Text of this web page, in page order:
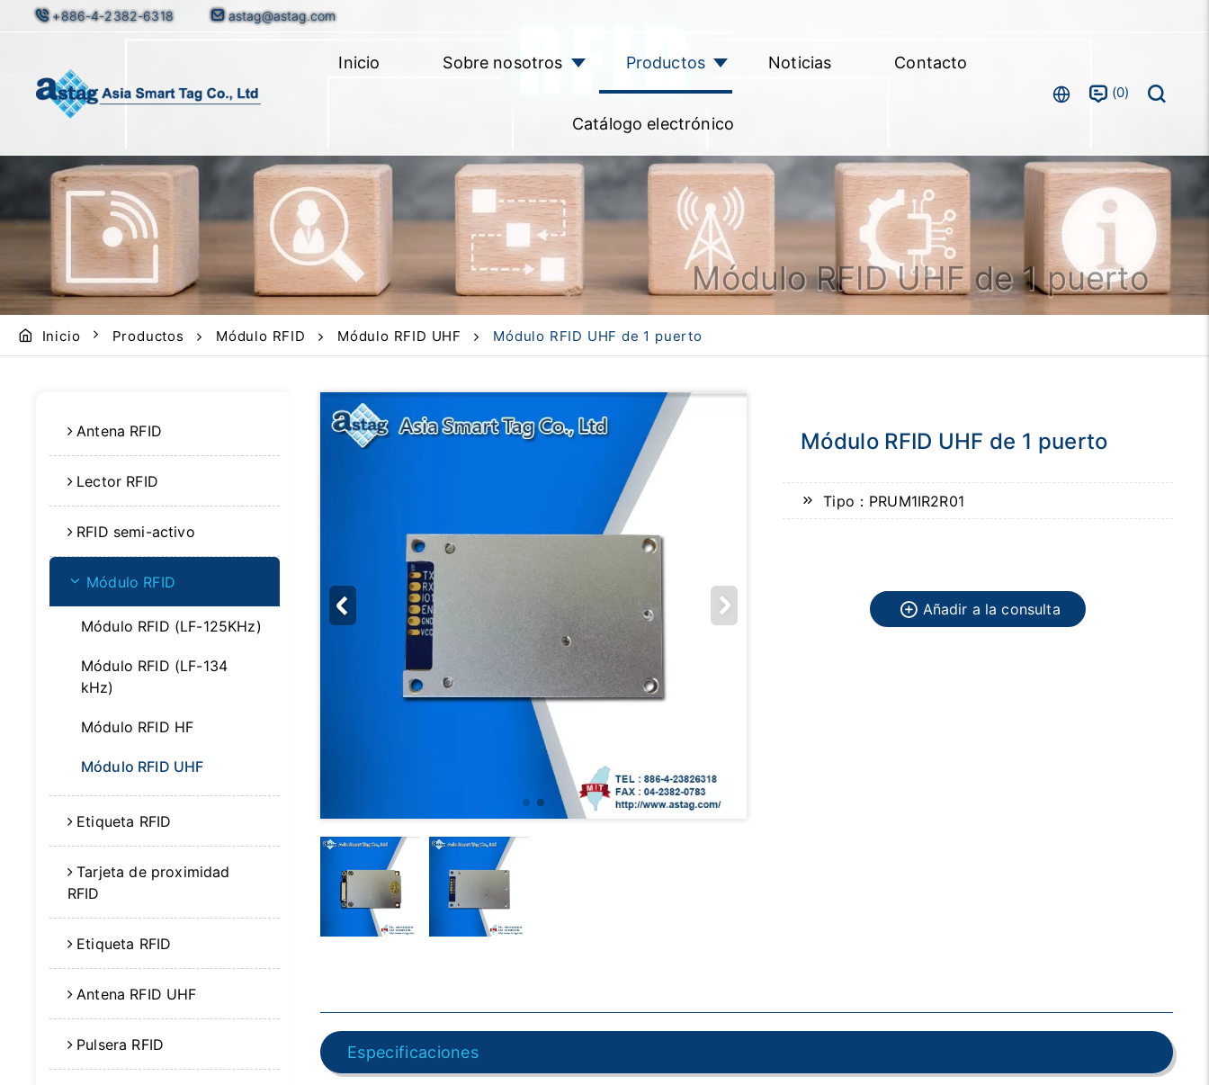
+886-4-2382-6318 astag@astag.com
Inicio Sobre nosotros Productos Noticias Contacto
Catálogo electrónico
0
Módulo RFID UHF de 1 puerto
Inicio Productos Módulo RFID Módulo RFID UHF Módulo RFID UHF de 1 puerto
Antena RFID
Lector RFID
RFID semi-activo
Módulo RFID
Módulo RFID (LF-125KHz)
Módulo RFID (LF-134
kHz)
Módulo RFID HF
Módulo RFID UHF
Etiqueta RFID
Tarjeta de proximidad
RFID
Etiqueta RFID
Antena RFID UHF
Pulsera RFID
Módulo RFID UHF de 1 puerto
Tipo：PRUM1IR2R01
Añadir a la consulta
Especificaciones